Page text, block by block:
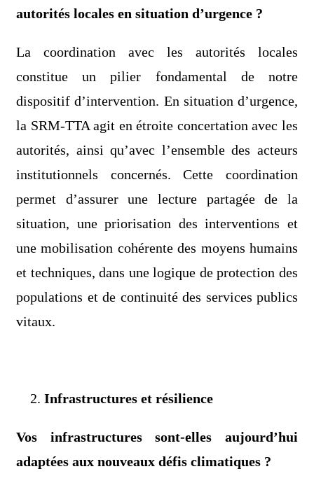
autorités locales en situation d’urgence ?
La coordination avec les autorités locales
constitue un pilier fondamental de notre
dispositif d’intervention. En situation d’urgence,
la SRM-TTA agit en étroite concertation avec les
autorités, ainsi qu’avec l’ensemble des acteurs
institutionnels concernés. Cette coordination
permet d’assurer une lecture partagée de la
situation, une priorisation des interventions et
une mobilisation cohérente des moyens humains
et techniques, dans une logique de protection des
populations et de continuité des services publics
vitaux.
Infrastructures et résilience
Vos infrastructures sont-elles aujourd’hui
adaptées aux nouveaux défis climatiques ?